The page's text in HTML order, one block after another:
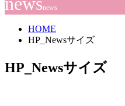
news
HOME
HP_Newsサイズ
HP_Newsサイズ